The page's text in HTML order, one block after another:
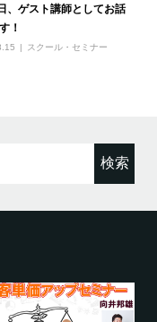
、ゲスト講師としてお話
！
スクール・セミナー